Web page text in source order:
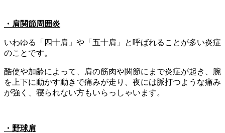
・肩関節周囲炎
いわゆる「四十肩」や「五十肩」と呼ばれることが多い炎症
のことです。
酷使や加齢によって、肩の筋肉や関節にまで炎症が起き、腕
を上下に動かす動きで痛みが走り、夜には脈打つような痛み
が強く、寝られない方もいらっしゃいます。
・野球肩